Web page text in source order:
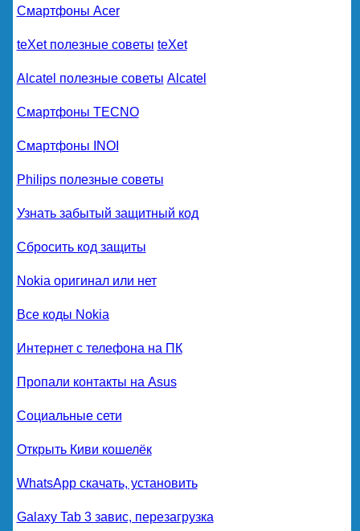
Смартфоны Acer
teXet полезные советы teXet
Alcatel полезные советы Alcatel
Смартфоны TECNO
Смартфоны INOI
Philips полезные советы
Узнать забытый защитный код
Сбросить код защиты
Nokia оригинал или нет
Все коды Nokia
Интернет с телефона на ПК
Пропали контакты на Asus
Социальные сети
Открыть Киви кошелёк
WhatsApp скачать, установить
Galaxy Tab 3 завис, перезагрузка